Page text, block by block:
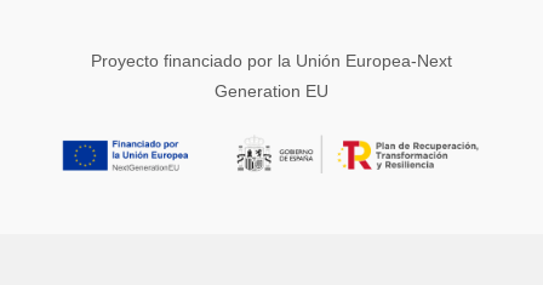
Proyecto financiado por la Unión Europea-Next
Generation EU